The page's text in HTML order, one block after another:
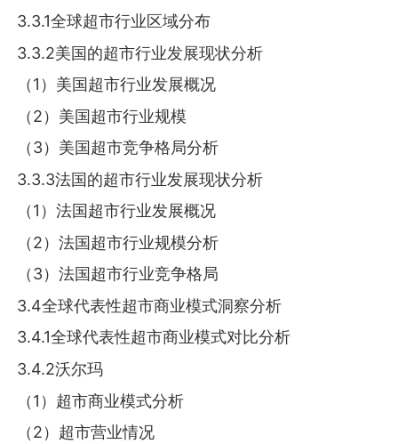
3.3.1全球超市行业区域分布
3.3.2美国的超市行业发展现状分析
（1）美国超市行业发展概况
（2）美国超市行业规模
（3）美国超市竞争格局分析
3.3.3法国的超市行业发展现状分析
（1）法国超市行业发展概况
（2）法国超市行业规模分析
（3）法国超市行业竞争格局
3.4全球代表性超市商业模式洞察分析
3.4.1全球代表性超市商业模式对比分析
3.4.2沃尔玛
（1）超市商业模式分析
（2）超市营业情况